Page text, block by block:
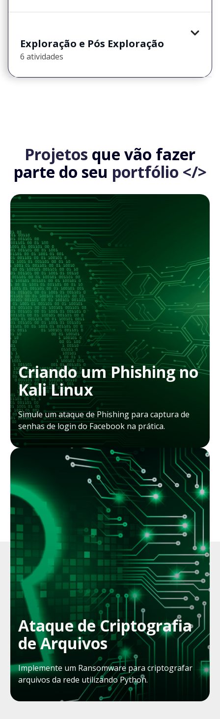
Exploração e Pós Exploração
6 atividades
Projetos que vão fazer
parte do seu portfólio </>
Criando um Phishing no
Kali Linux
Simule um ataque de Phishing para captura de
senhas de login do Facebook na prática.
Ataque de Criptografia
de Arquivos
Implemente um Ransomware para criptografar
arquivos da rede utilizando Python.